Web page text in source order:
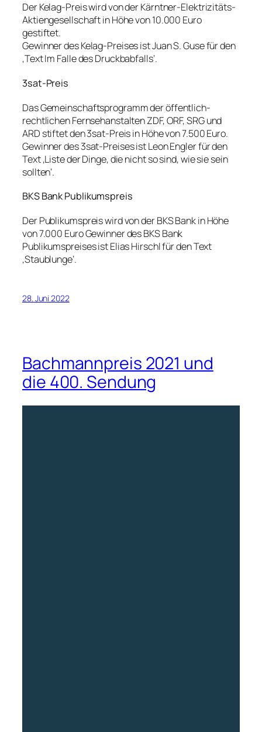
Der Kelag-Preis wird von der Kärntner-Elektrizitäts-
Aktiengesellschaft in Höhe von 10.000 Euro
gestiftet.
Gewinner des Kelag-Preises ist Juan S. Guse für den
‚Text Im Falle des Druckbabfalls‘.
3sat-Preis
Das Gemeinschaftsprogramm der öffentlich-
rechtlichen Fernsehanstalten ZDF, ORF, SRG und
ARD stiftet den 3sat-Preis in Höhe von 7.500 Euro.
Gewinner des 3sat-Preises ist Leon Engler für den
Text ‚Liste der Dinge, die nicht so sind, wie sie sein
sollten‘.
BKS Bank Publikumspreis
Der Publikumspreis wird von der BKS Bank in Höhe
von 7.000 Euro Gewinner des BKS Bank
Publikumspreises ist Elias Hirschl für den Text
‚Staublunge‘.
28. Juni 2022
Bachmannpreis 2021 und
die 400. Sendung